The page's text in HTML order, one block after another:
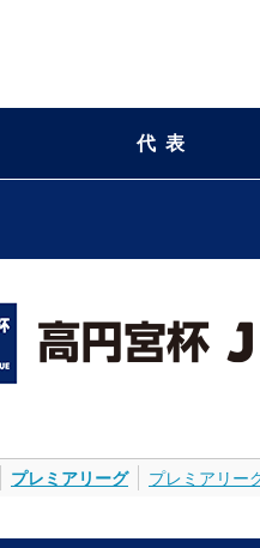
代表
プレミアリーグ プレミアリー